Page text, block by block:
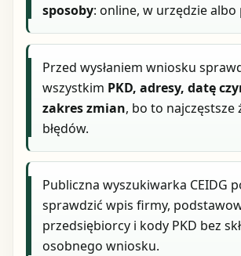
sposoby: online, w urzędzie albo
Przed wysłaniem wniosku
wszystkim PKD, adresy, datę
zakres zmian, bo to najczęstsze
błędów.
Publiczna wyszukiwarka CEIDG
sprawdzić wpis firmy,
przedsiębiorcy i kody PKD bez
osobnego wniosku.